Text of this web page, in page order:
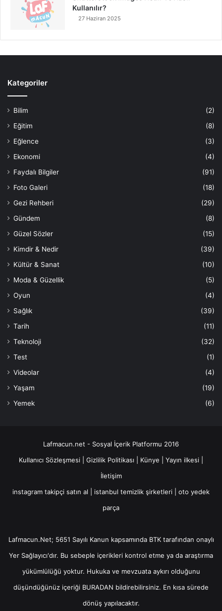
Kullanılır?
27 Haziran 2025
Kategoriler
Bilim
(2)
Eğitim
(8)
Eğlence
(3)
Ekonomi
(4)
Faydalı Bilgiler
(91)
Foto Galeri
(18)
Gezi Rehberi
(29)
Gündem
(8)
Güzel Sözler
(15)
Kimdir & Nedir
(39)
Kültür & Sanat
(10)
Moda & Güzellik
(5)
Oyun
(4)
Sağlık
(39)
Tarih
(11)
Teknoloji
(32)
Test
(1)
Videolar
(4)
Yaşam
(19)
Yemek
(6)
Lafmacun.net - Sosyal İçerik Platformu 2016
Kullanıcı Sözleşmesi
Gizlilik Politikası Künye Yayın ilkesi
İletişim
instagram takipçi satın al
istanbul temizlik şirketleri
oto yedek
parça
Lafmacun.Net; 5651 Sayılı Kanun kapsamında BTK tarafından onaylı
Yer Sağlayıcı'dır. Bu sebeple içerikleri kontrol etme ya da araştırma
yükümlülüğü yoktur. Hukuka ve mevzuata aykırı olduğunu
düşündüğünüz içeriği BURADAN bildirebilirsiniz. En kısa sürede
dönüş yapılacaktır.